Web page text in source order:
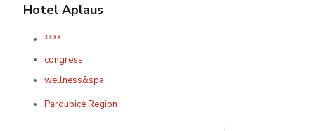
Hotel Aplaus
****
congress
wellness&spa
Pardubice Region